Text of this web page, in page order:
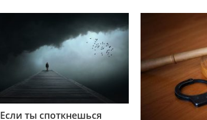
Если ты споткнешься